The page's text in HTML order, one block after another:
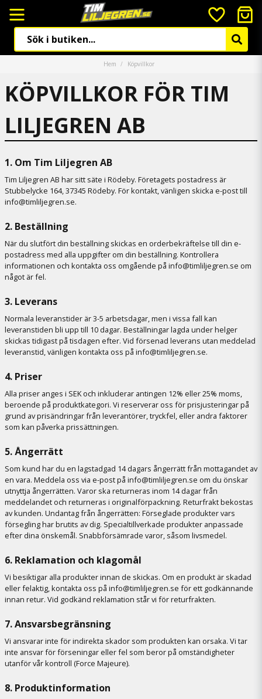
Hem Köpvillkor
KÖPVILLKOR FÖR TIM
LILJEGREN AB
1. Om Tim Liljegren AB
Tim Liljegren AB har sitt säte i Rödeby. Företagets postadress är
Stubbelycke 164, 37345 Rödeby. För kontakt, vänligen skicka e-post till
info@timliljegren.se.
2. Beställning
När du slutfört din beställning skickas en orderbekräftelse till din e-
postadress med alla uppgifter om din beställning. Kontrollera
informationen och kontakta oss omgående på info@timliljegren.se om
något är fel.
3. Leverans
Normala leveranstider är 3-5 arbetsdagar, men i vissa fall kan
leveranstiden bli upp till 10 dagar. Beställningar lagda under helger
skickas tidigast på tisdagen efter. Vid försenad leverans utan meddelad
leveranstid, vänligen kontakta oss på info@timliljegren.se.
4. Priser
Alla priser anges i SEK och inkluderar antingen 12% eller 25% moms,
beroende på produktkategori. Vi reserverar oss för prisjusteringar på
grund av prisändringar från leverantörer, tryckfel, eller andra faktorer
som kan påverka prissättningen.
5. Ångerrätt
Som kund har du en lagstadgad 14 dagars ångerrätt från mottagandet av
en vara. Meddela oss via e-post på info@timliljegren.se om du önskar
utnyttja ångerrätten. Varor ska returneras inom 14 dagar från
meddelandet och returneras i originalförpackning. Returfrakt bekostas
av kunden. Undantag från ångerrätten: Förseglade produkter vars
försegling har brutits av dig. Specialtillverkade produkter anpassade
efter dina önskemål. Snabbförsämrade varor, såsom livsmedel.
6. Reklamation och klagomål
Vi besiktigar alla produkter innan de skickas. Om en produkt är skadad
eller felaktig, kontakta oss på info@timliljegren.se för ett godkännande
innan retur. Vid godkänd reklamation står vi för returfrakten.
7. Ansvarsbegränsning
Vi ansvarar inte för indirekta skador som produkten kan orsaka. Vi tar
inte ansvar för förseningar eller fel som beror på omständigheter
utanför vår kontroll (Force Majeure).
8. Produktinformation